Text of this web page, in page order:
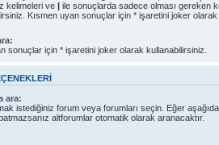
kelimeleri ve | ile sonuçlarda sadece olması gereken
Kısmen uyan sonuçlar için * işaretini joker olarak
sonuçlar için * işaretini joker olarak kullanabilirsiniz.
ara:
istediğiniz forum veya forumları seçin. Eğer
altforumlar otomatik olarak aranacaktır.